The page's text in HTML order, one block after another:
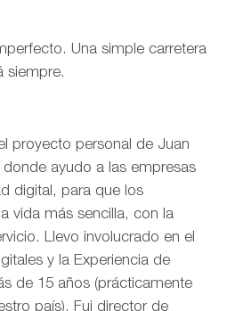
Una simple carretera
siempre.
proyecto personal de Juan
ayudo a las empresas
digital, para que los
vida más sencilla, con la
Llevo involucrado en el
y la Experiencia de
de 15 años (prácticamente
país). Fui director de